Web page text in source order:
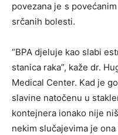
povezana je s
srčanih bolesti.
“BPA djeluje kao slabi
stanica raka”, kaže dr.
Medical Center. Kad je
slavine natočenu u
kontejnera ionako nije
nekim slučajevima je